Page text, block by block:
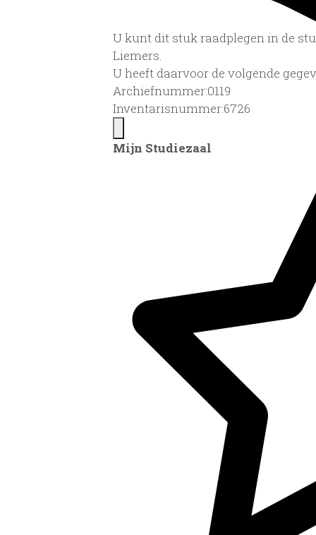
U kunt dit stuk raadplegen in de
Liemers.
U heeft daarvoor de volgende
Archiefnummer:0119
Inventarisnummer:6726
Mijn Studiezaal